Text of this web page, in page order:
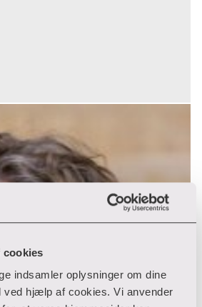
cookies
indsamler oplysninger om dine
hjælp af cookies. Vi anvender